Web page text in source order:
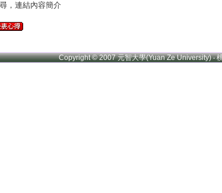
，連結內容簡介
Copyright © 2007 元智大學(Yuan Ze University) ‧